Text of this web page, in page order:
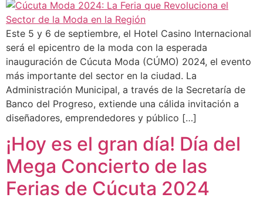
Este 5 y 6 de septiembre, el Hotel Casino Internacional
será el epicentro de la moda con la esperada
inauguración de Cúcuta Moda (CÚMO) 2024, el evento
más importante del sector en la ciudad. La
Administración Municipal, a través de la Secretaría de
Banco del Progreso, extiende una cálida invitación a
diseñadores, emprendedores y público […]
¡Hoy es el gran día! Día del
Mega Concierto de las
Ferias de Cúcuta 2024